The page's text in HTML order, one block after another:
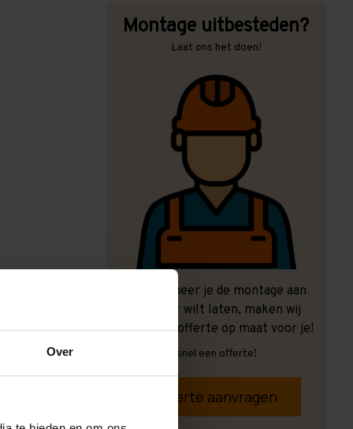
Over
Montage uitbesteden?
Laat ons het doen!
Ook wanneer je de montage aan
ons over wilt laten, maken wij
graag een offerte op maat voor je!
Vrijblijvend, snel een offerte!
Offerte aanvragen